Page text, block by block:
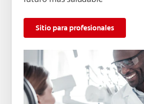
Sitio para profesionales